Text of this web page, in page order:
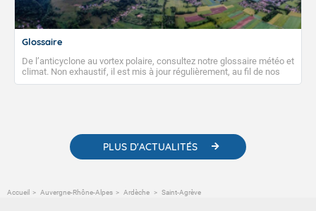
Glossaire
De l’anticyclone au vortex polaire, consultez notre glossaire météo et
climat. Non exhaustif, il est mis à jour régulièrement, au fil de nos
publications. Vous y trouverez également des liens utiles vers nos
PLUS D'ACTUALITÉS
Accueil Auvergne-Rhône-Alpes Ardèche Saint-Agrève